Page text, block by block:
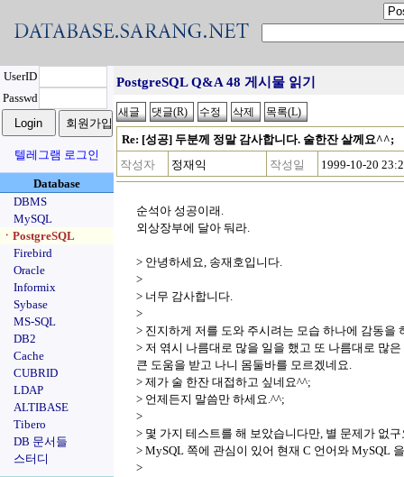
UserID
Passwd
텔레그램 로그인
Database
DBMS
MySQL
ㆍPostgreSQL
Firebird
Oracle
Informix
Sybase
MS-SQL
DB2
Cache
CUBRID
LDAP
ALTIBASE
Tibero
DB 문서들
스터디
PostgreSQL Q&A 48 게시물 읽기
Re: [성공] 두분께 정말 감사합니다. 술한잔 살께요^^;
작성자
정재익 작성일 1999-10-20
순석아 성공이래.
외상장부에 달아 둬라.
> 안녕하세요, 송재호입니다.
>
> 너무 감사합니다.
>
> 진지하게 저를 도와 주시려는 모습 하나에 감동을
> 저 엮시 나름대로 많을 일을 했고 또 나름대로 많
큰 도움을 받고 나니 몸둘바를 모르겠네요.
> 제가 술 한잔 대접하고 싶네요^^;
> 언제든지 말씀만 하세요.^^;
>
> 몇 가지 테스트를 해 보았습니다만, 별 문제가 없
> MySQL 쪽에 관심이 있어 현재 C 언어와 MySQL
>